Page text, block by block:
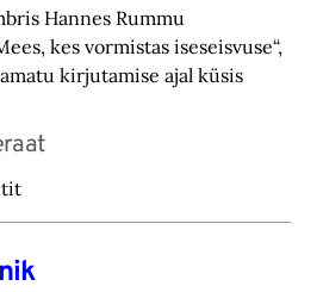
Hannes Rummu
kes vormistas iseseisvuse“,
kirjutamise ajal küsis